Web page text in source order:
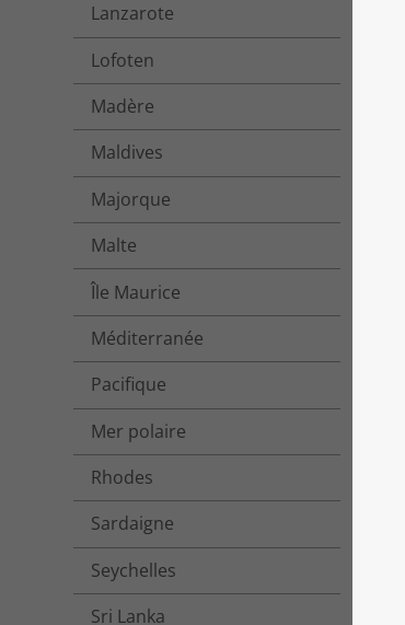
Lanzarote
Lofoten
Madère
Maldives
Majorque
Malte
Île Maurice
Méditerranée
Pacifique
Mer polaire
Rhodes
Sardaigne
Seychelles
Sri Lanka